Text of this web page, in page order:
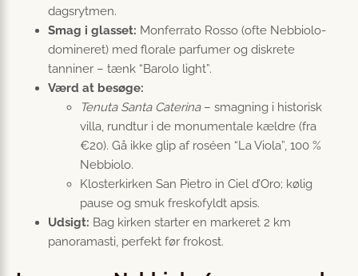
dagsrytmen.
Smag i glasset: Monferrato Rosso (ofte Nebbiolo-
domineret) med florale parfumer og diskrete
tanniner – tænk “Barolo light”.
Værd at besøge:
Tenuta Santa Caterina– smagning i historisk
villa, rundtur i de monumentale kældre (fra
€20). Gå ikke glip af roséen “La Viola”, 100 %
Nebbiolo.
Klosterkirken San Pietro in Ciel d’Oro; kølig
pause og smuk freskofyldt apsis.
Udsigt: Bag kirken starter en markeret 2 km
panoramasti, perfekt før frokost.